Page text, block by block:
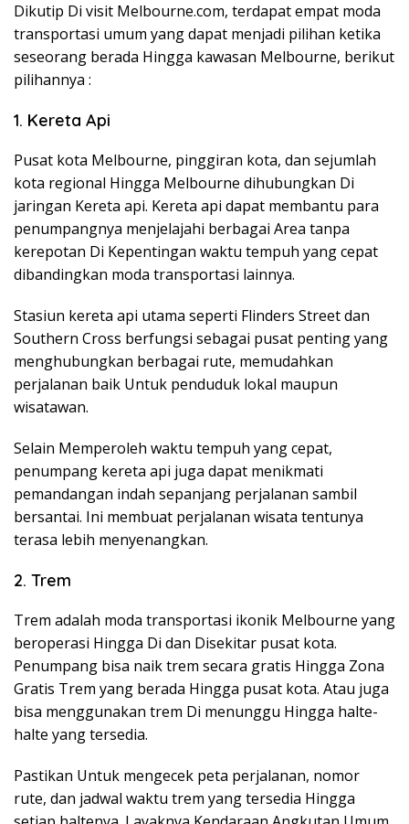
Dikutip Di visit Melbourne.com, terdapat empat moda
transportasi umum yang dapat menjadi pilihan ketika
seseorang berada Hingga kawasan Melbourne, berikut
pilihannya :
1. Kereta Api
Pusat kota Melbourne, pinggiran kota, dan sejumlah
kota regional Hingga Melbourne dihubungkan Di
jaringan Kereta api. Kereta api dapat membantu para
penumpangnya menjelajahi berbagai Area tanpa
kerepotan Di Kepentingan waktu tempuh yang cepat
dibandingkan moda transportasi lainnya.
Stasiun kereta api utama seperti Flinders Street dan
Southern Cross berfungsi sebagai pusat penting yang
menghubungkan berbagai rute, memudahkan
perjalanan baik Untuk penduduk lokal maupun
wisatawan.
Selain Memperoleh waktu tempuh yang cepat,
penumpang kereta api juga dapat menikmati
pemandangan indah sepanjang perjalanan sambil
bersantai. Ini membuat perjalanan wisata tentunya
terasa lebih menyenangkan.
2. Trem
Trem adalah moda transportasi ikonik Melbourne yang
beroperasi Hingga Di dan Disekitar pusat kota.
Penumpang bisa naik trem secara gratis Hingga Zona
Gratis Trem yang berada Hingga pusat kota. Atau juga
bisa menggunakan trem Di menunggu Hingga halte-
halte yang tersedia.
Pastikan Untuk mengecek peta perjalanan, nomor
rute, dan jadwal waktu trem yang tersedia Hingga